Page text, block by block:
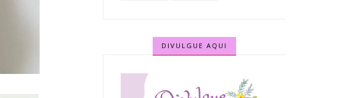
DIVULGUE AQUI